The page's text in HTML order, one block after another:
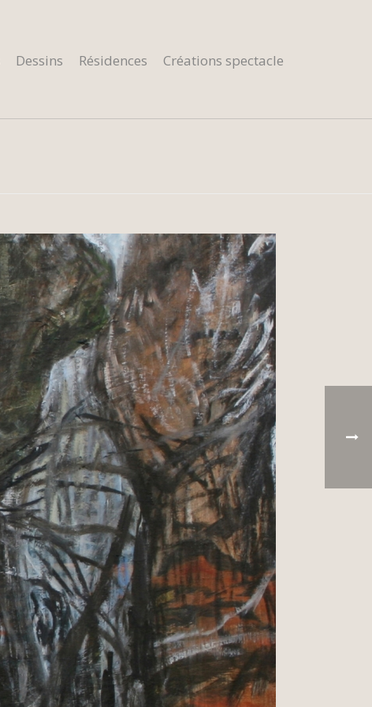
Dessins Résidences Créations spectacle